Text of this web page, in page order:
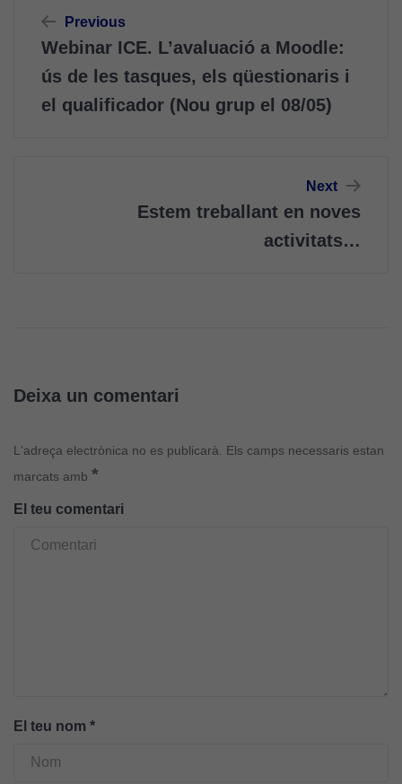
d'entrades
Previous
Webinar ICE. L’avaluació a Moodle:
ús de les tasques, els qüestionaris i
el qualificador (Nou grup el 08/05)
Next
Estem treballant en noves
activitats…
Deixa un comentari
L'adreça electrònica no es publicarà.
Els camps necessaris estan
marcats amb *
El teu comentari
El teu nom *